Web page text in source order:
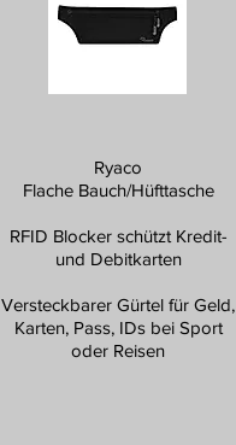
Ryaco
Flache Bauch/Hüfttasche
RFID Blocker schützt Kredit-
und Debitkarten
Versteckbarer Gürtel für Geld,
Karten, Pass, IDs bei Sport
oder Reisen